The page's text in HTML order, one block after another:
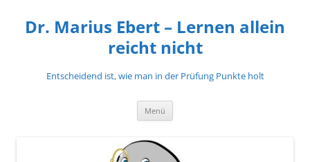
springen
Dr. Marius Ebert – Lernen allein
reicht nicht
Entscheidend ist, wie man in der Prüfung Punkte holt
Menü